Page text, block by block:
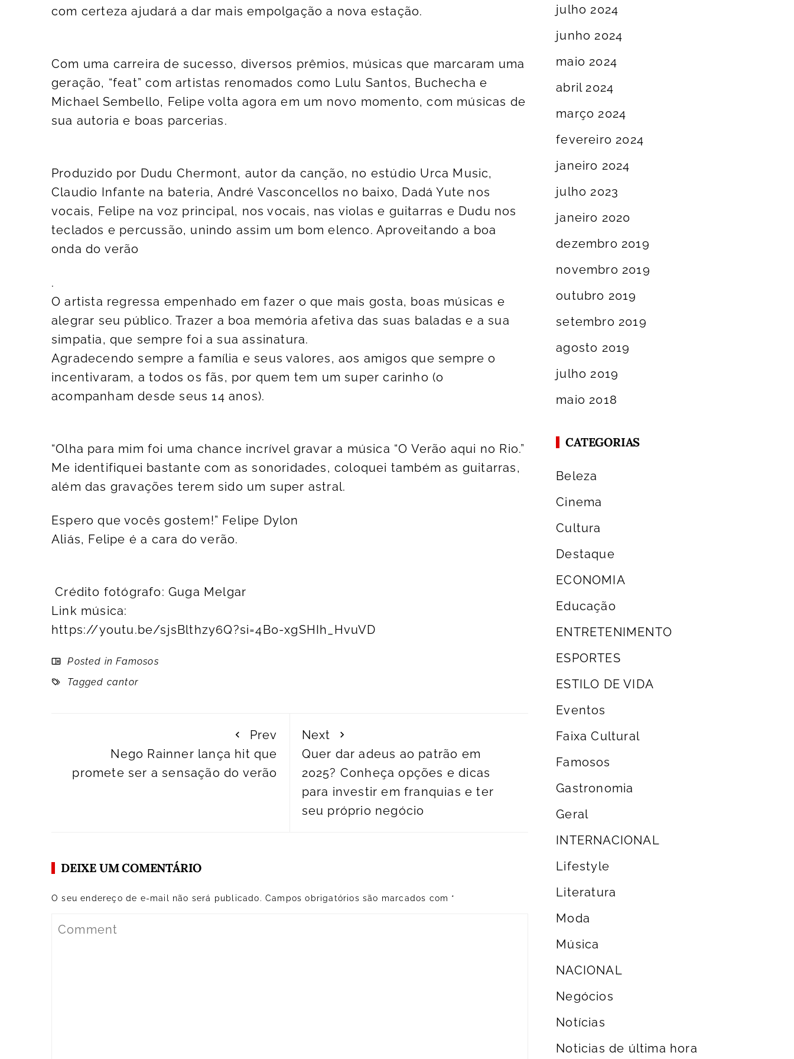
com certeza ajudará a dar mais empolgação a nova estação.
Com uma carreira de sucesso, diversos prêmios, músicas que marcaram uma
geração, “feat” com artistas renomados como Lulu Santos, Buchecha e
Michael Sembello, Felipe volta agora em um novo momento, com músicas de
sua autoria e boas parcerias.
Produzido por Dudu Chermont, autor da canção, no estúdio Urca Music,
Claudio Infante na bateria, André Vasconcellos no baixo, Dadá Yute nos
vocais, Felipe na voz principal, nos vocais, nas violas e guitarras e Dudu nos
teclados e percussão, unindo assim um bom elenco. Aproveitando a boa
onda do verão
.
O artista regressa empenhado em fazer o que mais gosta, boas músicas e
alegrar seu público. Trazer a boa memória afetiva das suas baladas e a sua
simpatia, que sempre foi a sua assinatura.
Agradecendo sempre a família e seus valores, aos amigos que sempre o
incentivaram, a todos os fãs, por quem tem um super carinho (o
acompanham desde seus 14 anos).
“Olha para mim foi uma chance incrível gravar a música “O Verão aqui no Rio.”
Me identifiquei bastante com as sonoridades, coloquei também as guitarras,
além das gravações terem sido um super astral.
Espero que vocês gostem!” Felipe Dylon
Aliás, Felipe é a cara do verão.
Crédito fotógrafo: Guga Melgar
Link música:
https://youtu.be/sjsBlthzy6Q?si=4B0-xgSHIh_HvuVD
Posted inFamosos
Tagged cantor
Prev
Nego Rainner lança hit que
promete ser a sensação do verão
Next
Quer dar adeus ao patrão em
2025? Conheça opções e dicas
para investir em franquias e ter
seu próprio negócio
DEIXE UM COMENTÁRIO
O seu endereço de e-mail não será publicado. Campos obrigatórios são marcados com *
julho 2024
junho 2024
maio 2024
abril 2024
março 2024
fevereiro 2024
janeiro 2024
julho 2023
janeiro 2020
dezembro 2019
novembro 2019
outubro 2019
setembro 2019
agosto 2019
julho 2019
maio 2018
CATEGORIAS
Beleza
Cinema
Cultura
Destaque
ECONOMIA
Educação
ENTRETENIMENTO
ESPORTES
ESTILO DE VIDA
Eventos
Faixa Cultural
Famosos
Gastronomia
Geral
INTERNACIONAL
Lifestyle
Literatura
Moda
Música
NACIONAL
Negócios
Notícias
Noticias de última hora